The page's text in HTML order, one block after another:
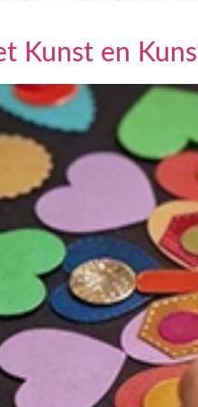
Kunst en